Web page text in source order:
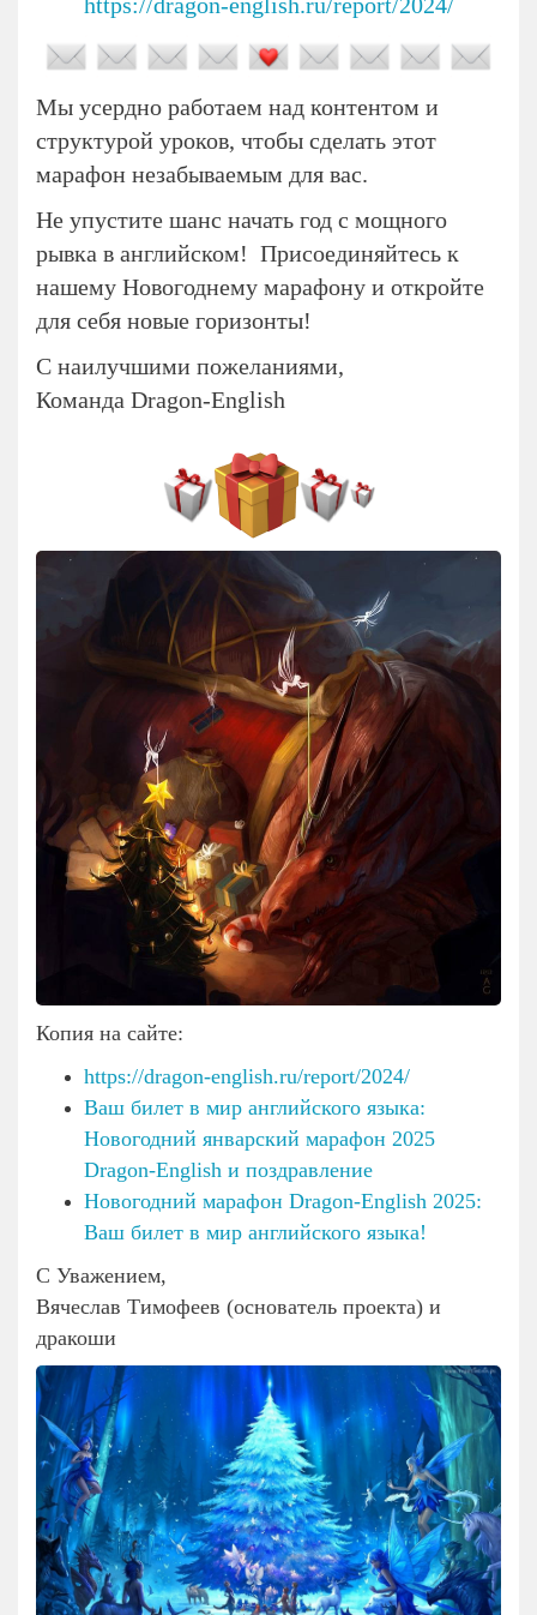
Мы усердно работаем над контентом и
структурой уроков, чтобы сделать этот
марафон незабываемым для вас.
Не упустите шанс начать год с мощного
рывка в английском! Присоединяйтесь к
нашему Новогоднему марафону и откройте
для себя новые горизонты!
С наилучшими пожеланиями,
Команда Dragon-English
Копия на сайте:
https://dragon-english.ru/report/2024/
Ваш билет в мир английского языка:
Новогодний январский марафон 2025
Dragon-English и поздравление
Новогодний марафон Dragon-English 2025:
Ваш билет в мир английского языка!
С Уважением,
Вячеслав Тимофеев (основатель проекта) и
дракоши